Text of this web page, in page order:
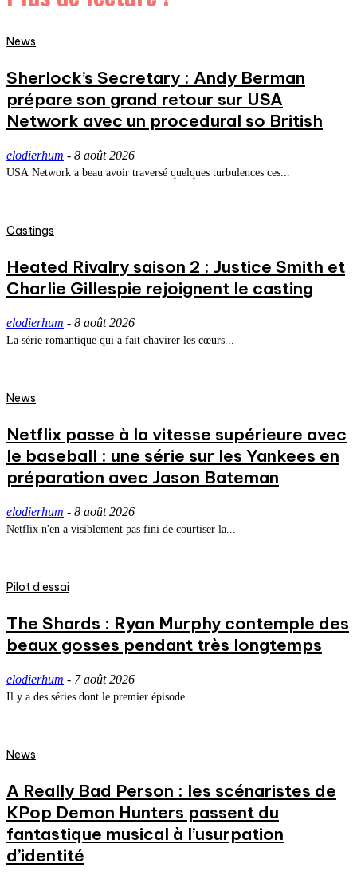
News
Sherlock’s Secretary : Andy Berman
prépare son grand retour sur USA
Network avec un procedural so British
elodierhum - 8 août 2026
USA Network a beau avoir traversé quelques turbulences ces...
Castings
Heated Rivalry saison 2 : Justice Smith et
Charlie Gillespie rejoignent le casting
elodierhum - 8 août 2026
La série romantique qui a fait chavirer les cœurs...
News
Netflix passe à la vitesse supérieure avec
le baseball : une série sur les Yankees en
préparation avec Jason Bateman
elodierhum - 8 août 2026
Netflix n'en a visiblement pas fini de courtiser la...
Pilot d'essai
The Shards : Ryan Murphy contemple des
beaux gosses pendant très longtemps
elodierhum - 7 août 2026
Il y a des séries dont le premier épisode...
News
A Really Bad Person : les scénaristes de
KPop Demon Hunters passent du
fantastique musical à l’usurpation
d’identité